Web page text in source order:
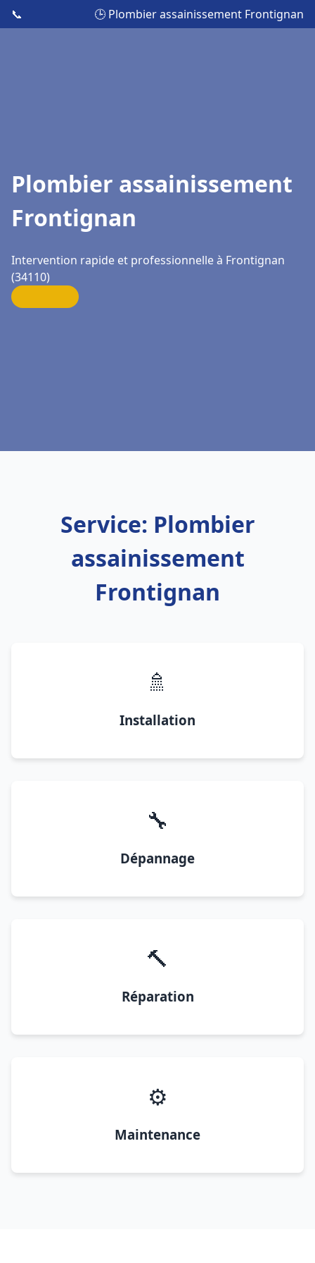
📞 🕒 Plombier assainissement Frontignan
Plombier assainissement
Frontignan
Intervention rapide et professionnelle à Frontignan
(34110)
Service: Plombier
assainissement
Frontignan
🚿
Installation
🔧
Dépannage
🔨
Réparation
⚙️
Maintenance